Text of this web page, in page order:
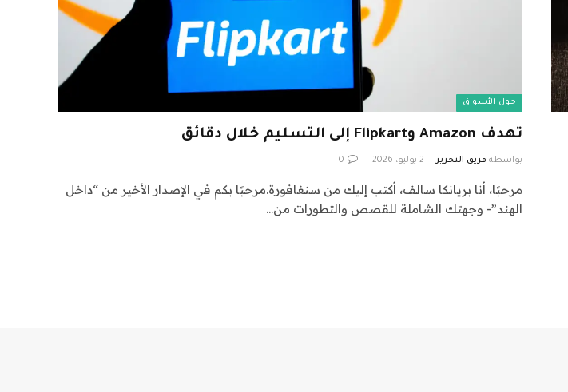
حول الأسواق
تهدف Amazon وFlipkart إلى التسليم خلال دقائق
بواسطة فريق التحرير 2 يوليو، 2026 0
مرحبًا، أنا بريانكا سالف، أكتب إليك من سنغافورة.مرحبًا بكم في الإصدار الأخير من “داخل
الهند”- وجهتك الشاملة للقصص والتطورات من…